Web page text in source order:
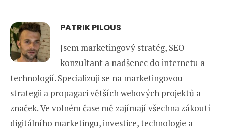
PATRIK PILOUS
Jsem marketingový stratég, SEO
konzultant a nadšenec do internetu a
technologií. Specializuji se na marketingovou
strategii a propagaci větších webových projektů a
značek. Ve volném čase mě zajímají všechna zákoutí
digitálního marketingu, investice, technologie a